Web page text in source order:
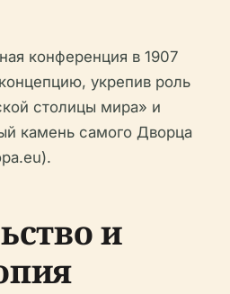
конференция в 1907
укрепив роль
столицы мира» и
камень самого Дворца
и